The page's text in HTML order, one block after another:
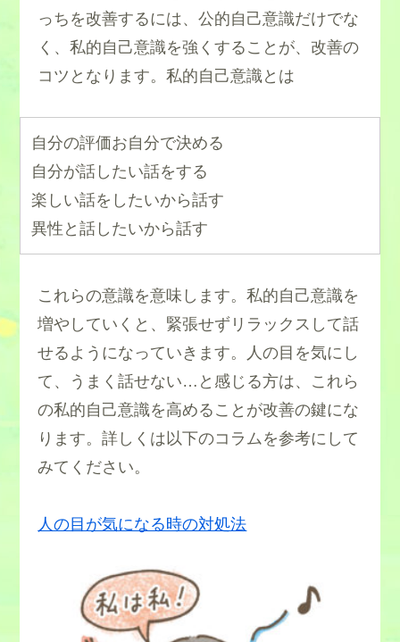
っちを改善するには、公的自己意識だけでな
く、私的自己意識を強くすることが、改善の
コツとなります。私的自己意識とは
自分の評価お自分で決める
自分が話したい話をする
楽しい話をしたいから話す
異性と話したいから話す
これらの意識を意味します。私的自己意識を
増やしていくと、緊張せずリラックスして話
せるようになっていきます。人の目を気にし
て、うまく話せない…と感じる方は、これら
の私的自己意識を高めることが改善の鍵にな
ります。詳しくは以下のコラムを参考にして
みてください。
人の目が気になる時の対処法